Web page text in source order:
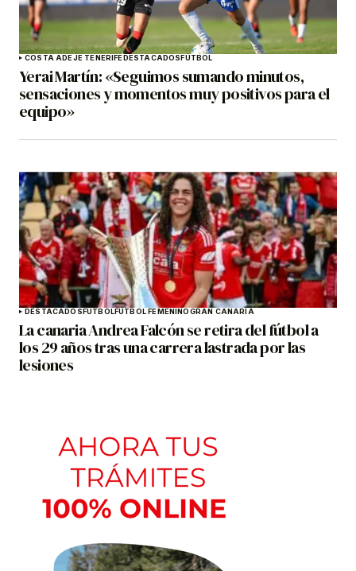
COSTA ADEJE TENERIFEDESTACADOSFÚTBOL
Yerai Martín: «Seguimos sumando minutos,
sensaciones y momentos muy positivos para el
equipo»
DESTACADOSFÚTBOLFÚTBOL FEMENINOGRAN CANARIA
La canaria Andrea Falcón se retira del fútbol a
los 29 años tras una carrera lastrada por las
lesiones